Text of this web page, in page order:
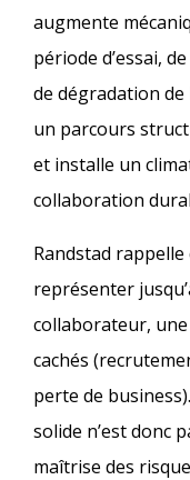
augmente
période d’essai,
de dégradation de
un parcours
et installe un
collaboration
Randstad
représenter
collaborateur,
cachés
perte de
solide n’est donc
maîtrise des